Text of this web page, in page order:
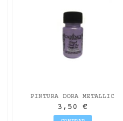
PINTURA DORA METALLIC
LAVANDA 50ML
3,50 €